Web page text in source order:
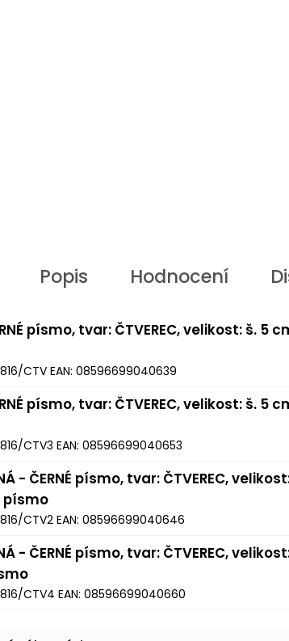
Popis Hodnocení
písmo, tvar: ČTVEREC, velikost: š. 5
CTV EAN: 08596699040639
písmo, tvar: ČTVEREC, velikost: š. 5
CTV3 EAN: 08596699040653
- ČERNÉ písmo, tvar: ČTVEREC,
písmo
CTV2EAN: 08596699040646
- ČERNÉ písmo, tvar: ČTVEREC,
CTV4 EAN: 08596699040660